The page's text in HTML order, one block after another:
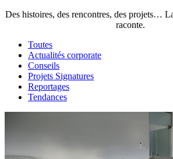
Des histoires, des rencontres, des projets…
raconte.
Toutes
Actualités corporate
Conseils
Projets Signatures
Reportages
Tendances